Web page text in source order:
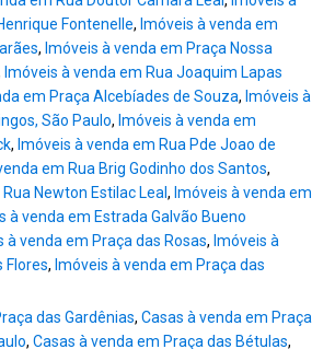
Fontenelle, Imóveis à venda em
, Imóveis à venda em Praça Nossa
Imóveis à venda em Rua Joaquim Lapas
em Praça Alcebíades de Souza, Imóveis à
São Paulo, Imóveis à venda em
, Imóveis à venda em Rua Pde Joao de
em Rua Brig Godinho dos Santos,
Newton Estilac Leal, Imóveis à venda em
à venda em Estrada Galvão Bueno
à venda em Praça das Rosas, Imóveis à
Flores, Imóveis à venda em Praça das
das Gardênias, Casas à venda em Praça
, Casas à venda em Praça das Bétulas,